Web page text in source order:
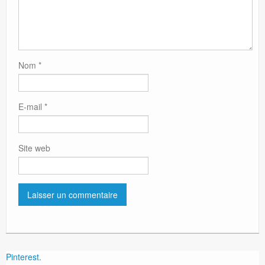
Nom *
E-mail *
Site web
Pinterest.